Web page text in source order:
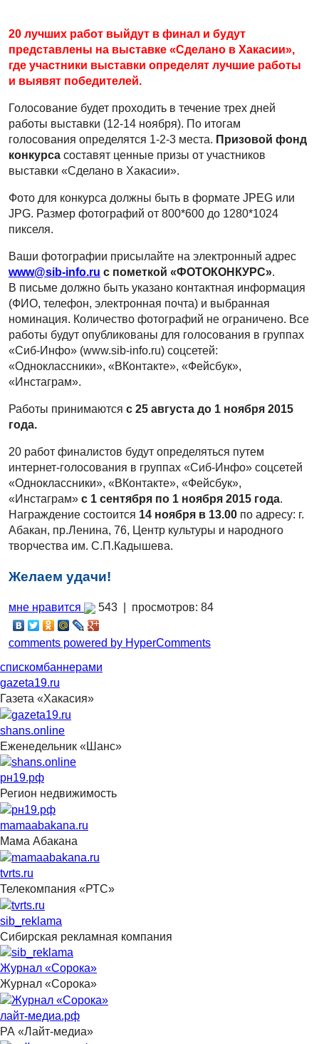
20 лучших работ выйдут в финал и будут
представлены на выставке «Сделано в Хакасии»,
где участники выставки определят лучшие работы
и выявят победителей.
Голосование будет проходить в течение трех дней
работы выставки (12-14 ноября). По итогам
голосования определятся 1-2-3 места. Призовой фонд
конкурса составят ценные призы от участников
выставки «Сделано в Хакасии».
Фото для конкурса должны быть в формате JPEG или
JPG. Размер фотографий от 800*600 до 1280*1024
пикселя.
Ваши фотографии присылайте на электронный адрес
www@sib-info.ru с пометкой «ФОТОКОНКУРС».
В письме должно быть указано контактная информация
(ФИО, телефон, электронная почта) и выбранная
номинация. Количество фотографий не ограничено. Все
работы будут опубликованы для голосования в группах
«Сиб-Инфо» (www.sib-info.ru) соцсетей:
«Одноклассники», «ВКонтакте», «Фейсбук»,
«Инстаграм».
Работы принимаются с 25 августа до 1 ноября 2015
года.
20 работ финалистов будут определяться путем
интернет-голосования в группах «Сиб-Инфо» соцсетей
«Одноклассники», «ВКонтакте», «Фейсбук»,
«Инстаграм» с 1 сентября по 1 ноября 2015 года.
Награждение состоится 14 ноября в 13.00 по адресу: г.
Абакан, пр.Ленина, 76, Центр культуры и народного
творчества им. С.П.Кадышева.
Желаем удачи!
мне нравится 543 | просмотров: 84
comments powered by HyperComments
спискомбаннерами
gazeta19.ru
Газета «Хакасия»
shans.online
Еженедельник «Шанс»
рн19.рф
Регион недвижимость
mamaabakana.ru
Мама Абакана
tvrts.ru
Телекомпания «РТС»
sib_reklama
Сибирская рекламная компания
Журнал «Сорока»
Журнал «Сорока»
лайт-медиа.рф
РА «Лайт-медиа»